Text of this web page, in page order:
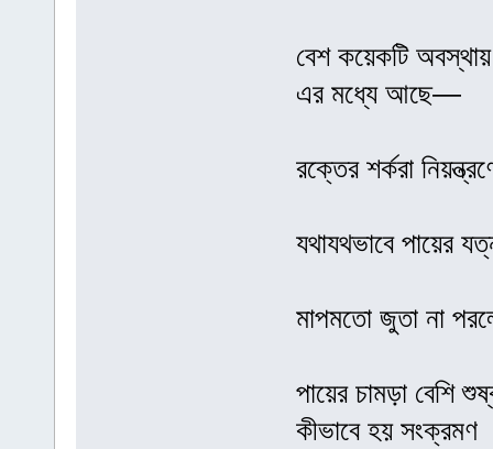
বেশ কয়েকটি
এর মধ্যে আছে—
রক্তের শর্করা
যথাযথভাবে পায়ের
মাপমতো জুতা না
পায়ের চামড়া বেশি
কীভাবে হয় সংক্রমণ